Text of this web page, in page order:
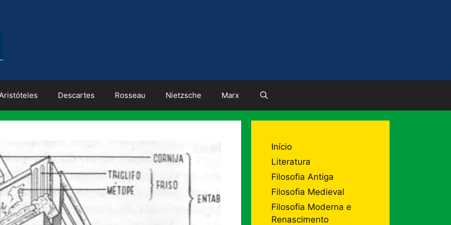
Descartes Rosseau Nietzsche Marx
Início
Literatura
Filosofia Antiga
Filosofia Medieval
Filosofia Moderna e
Renascimento